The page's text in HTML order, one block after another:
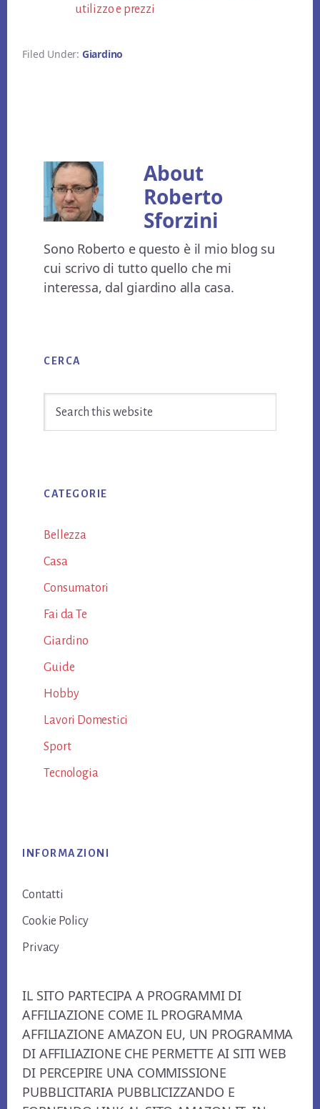
utilizzo e prezzi
Filed Under: Giardino
About
Roberto
Sforzini
Sono Roberto e questo è il mio blog su
cui scrivo di tutto quello che mi
interessa, dal giardino alla casa.
Sidebar
CERCA
CATEGORIE
Bellezza
Casa
Consumatori
Fai da Te
Giardino
Guide
Hobby
Lavori Domestici
Sport
Tecnologia
INFORMAZIONI
Contatti
Cookie Policy
Privacy
IL SITO PARTECIPA A PROGRAMMI DI
AFFILIAZIONE COME IL PROGRAMMA
AFFILIAZIONE AMAZON EU, UN PROGRAMMA
DI AFFILIAZIONE CHE PERMETTE AI SITI WEB
DI PERCEPIRE UNA COMMISSIONE
PUBBLICITARIA PUBBLICIZZANDO E